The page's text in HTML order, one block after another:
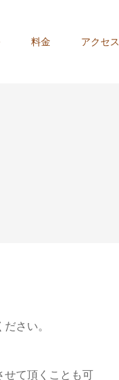
料金 アクセス
さい。
せて頂くことも可